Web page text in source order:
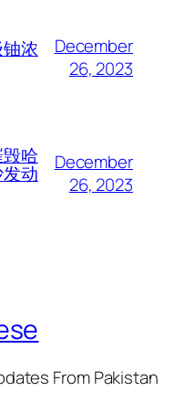
浓
December
26, 2023
哈
动
December
26, 2023
From Pakistan